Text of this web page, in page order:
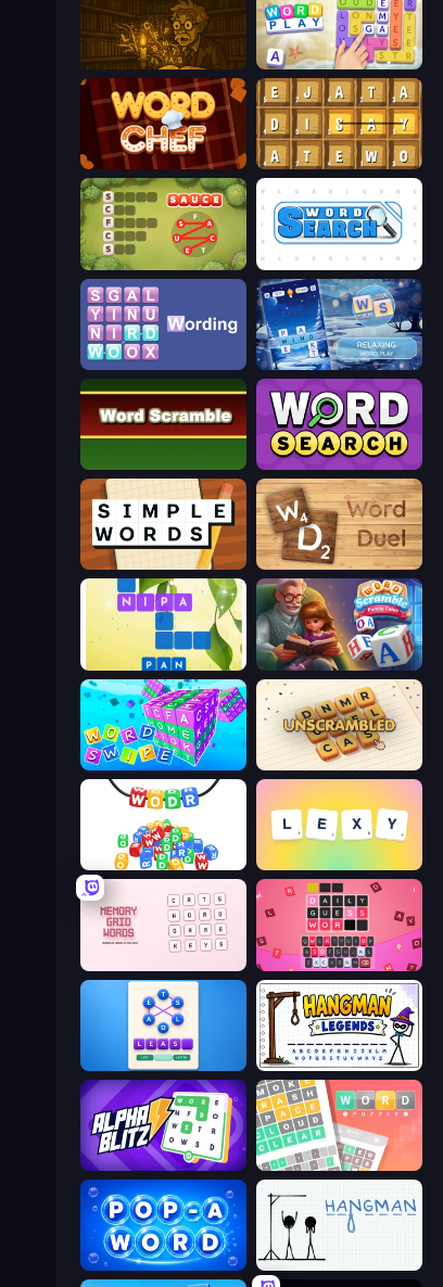
Lexicon Quest Word Play
Word Chef Waffle Words
Crocword Word Search
Wording Word Shift
Daily Word Search
Simple Words Word Duel
Crossword Connect Word Scramble - Family Tales
Word Swipe Unscrambled
WODR
Wordling
Ahagram Hangman Legends
Alphablitz Wordler
Pop-a-Word Hangman